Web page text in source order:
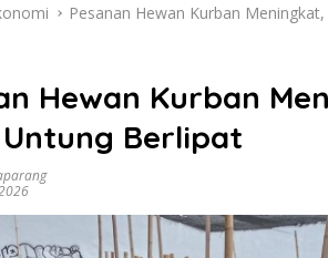
Pesanan Hewan Kurban
Hewan Kurban
Berlipat